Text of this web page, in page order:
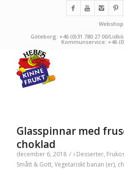
Webshop
Göteborg: +46 (0)31 780 27 00/
Kommunservice: +46
Glasspinnar med
choklad
december 6, 2018 / i Desserter,
Smått & Gott, Vegetariskt banan (er),